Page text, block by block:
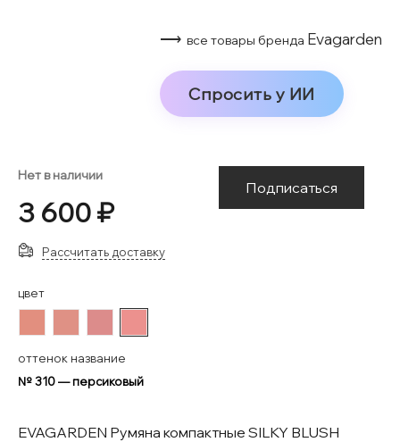
⟶ все товары бренда Evagarden
Спросить у ИИ
Нет в наличии
3 600 ₽
Подписаться
Рассчитать доставку
цвет
оттенок название
№ 310 — персиковый
EVAGARDEN Румяна компактные SILKY BLUSH